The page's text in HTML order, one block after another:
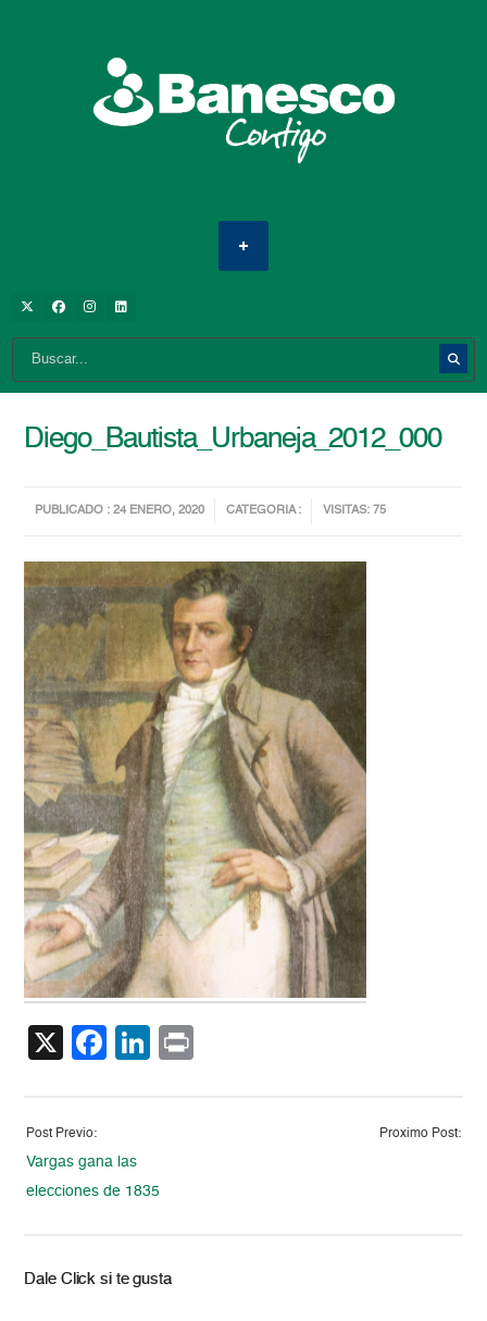
Diego_Bautista_Urbaneja_2012_000
PUBLICADO : 24 ENERO, 2020 CATEGORIA : VISITAS: 75
X Facebook
LinkedIn
Post Previo:
Vargas gana las
elecciones de 1835
Proximo Post:
Dale Click si te gusta